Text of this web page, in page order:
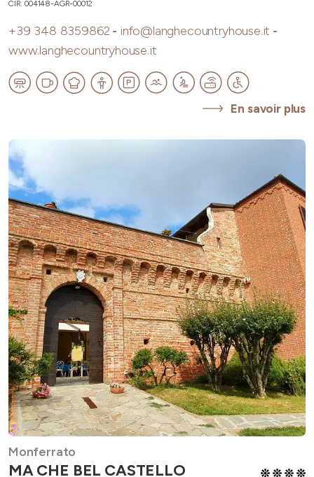
CIR: 004148-AGR-00012
+39 348 8359862 - info@langhecountryhouse.it -
www.langhecountryhouse.it
En savoir plus
Monferrato
MA CHE BEL CASTELLO